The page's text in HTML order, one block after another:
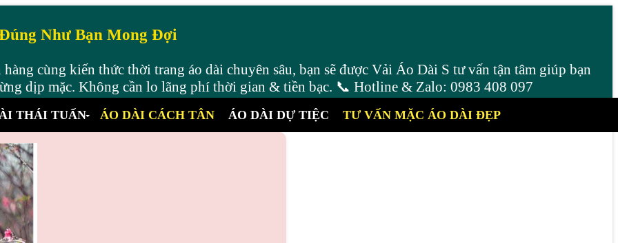
Như Bạn Mong Đợi
cùng kiến thức thời trang áo dài chuyên sâu, bạn sẽ được Vải Áo Dài S tư vấn tận tâm giúp bạn
dịp mặc. Không cần lo lãng phí thời gian & tiền bạc. 📞 Hotline & Zalo: 0983 408 097
THÁI TUẤN ÁO DÀI CÁCH TÂN ÁO DÀI DỰ TIỆC TƯ VẤN MẶC ÁO DÀI ĐẸP